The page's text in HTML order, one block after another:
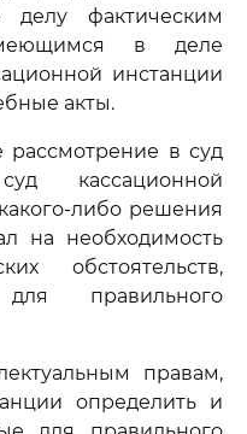
фактическим
в деле
инстанции
акты.
рассмотрение в суд
кассационной
либо решения
на необходимость
обстоятельств,
правильного
правам,
определить и